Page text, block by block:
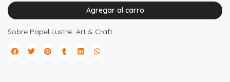
Agregar al carro
Sobre Papel Lustre Art & Craft.